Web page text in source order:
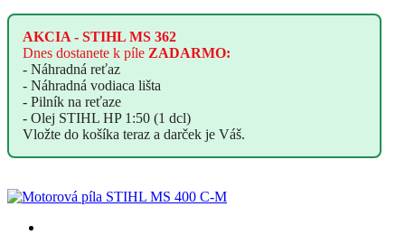
AKCIA - STIHL MS 362
Dnes dostanete k píle ZADARMO:
- Náhradná reťaz
- Náhradná vodiaca lišta
- Pilník na reťaze
- Olej STIHL HP 1:50 (1 dcl)
Vložte do košíka teraz a darček je Váš.